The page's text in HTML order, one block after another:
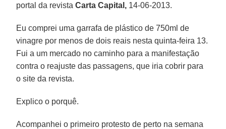
portal da revista Carta Capital, 14-06-2013.
Eu comprei uma garrafa de plástico de 750ml de
vinagre por menos de dois reais nesta quinta-feira 13.
Fui a um mercado no caminho para a manifestação
contra o reajuste das passagens, que iria cobrir para
o site da revista.
Explico o porquê.
Acompanhei o primeiro protesto de perto na semana